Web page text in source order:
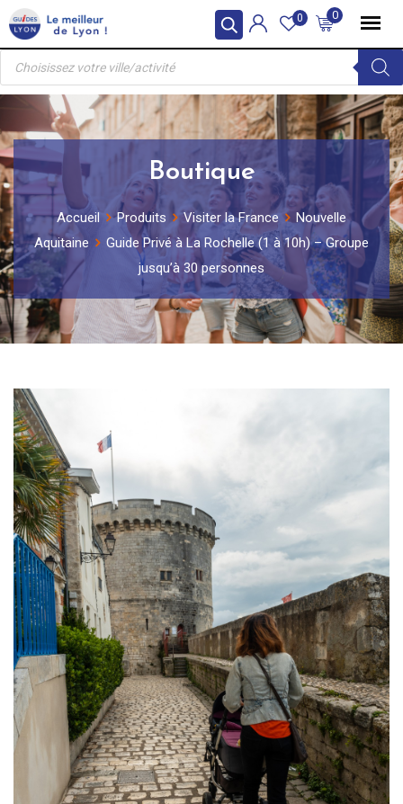
Skip
to
content
0
0
Recherche
produits
Boutique
Accueil Produits Visiter la France
Nouvelle
Aquitaine
Guide Privé à La Rochelle (1 à 10h) – Groupe
jusqu’à 30 personnes